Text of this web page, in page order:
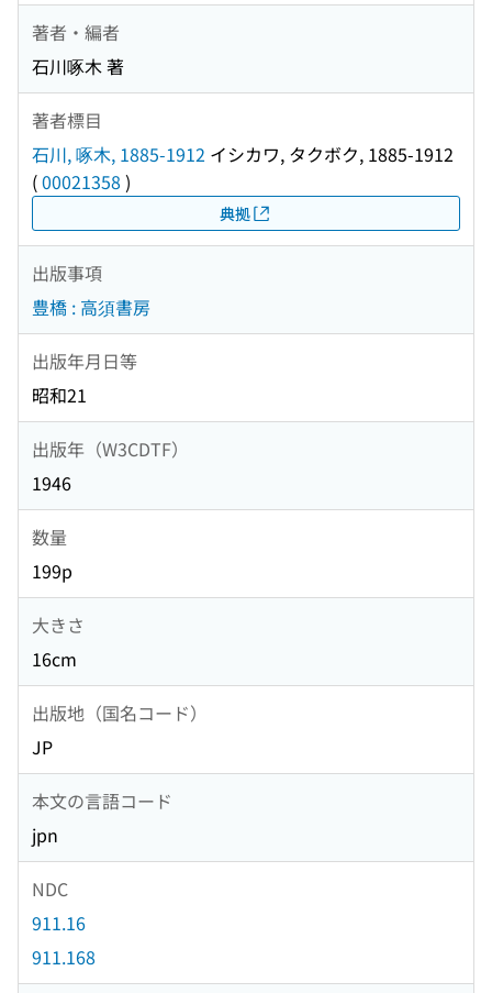
著者・編者
石川啄木 著
著者標目
石川, 啄木, 1885-1912 イシカワ, タクボク, 1885-1912
(00021358 )
典拠
出版事項
豊橋 : 高須書房
出版年月日等
昭和21
出版年（W3CDTF）
1946
数量
199p
大きさ
16cm
出版地（国名コード）
JP
本文の言語コード
jpn
NDC
911.16
911.168